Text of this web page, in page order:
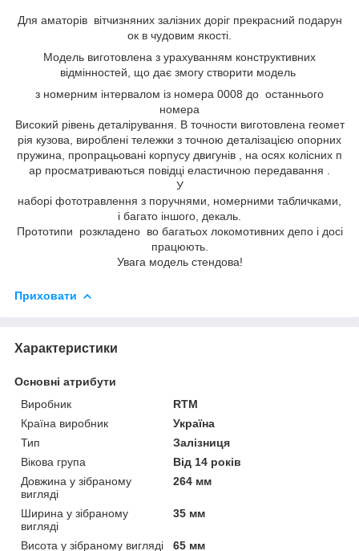
Для аматорів вітчизняних залізних доріг прекрасний подарун
ок в чудовим якості.
Модель виготовлена з урахуванням конструктивних
відмінностей, що дає змогу створити модель
з номерним інтервалом із номера 0008 до останнього
номера
Високий рівень деталірування. В точности виготовлена геомет
рія кузова, вироблені тележки з точною деталізацією опорних
пружина, пропрацьовані корпусу двигунів , на осях колісних п
ар просматриваються повідці еластичною передавання .
У
наборі фототравлення з поручнями, номерними табличками,
і багато іншого, декаль.
Прототипи розкладено во багатьох локомотивних депо і досі
працюють.
Увага модель стендова!
Приховати
Характеристики
Основні атрибути
Виробник
RTM
Країна виробник
Україна
Тип
Залізниця
Вікова група
Від 14 років
Довжина у зібраному
вигляді
264 мм
Ширина у зібраному
вигляді
35 мм
Висота у зібраному вигляді 65 мм